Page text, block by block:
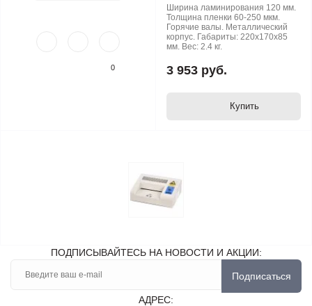
0
Ширина ламинирования 120 мм.
Толщина пленки 60-250 мкм.
Горячие валы. Металлический
корпус. Габариты: 220x170x85
мм. Вес: 2.4 кг.
3 953 руб.
Купить
ПОДПИСЫВАЙТЕСЬ НА НОВОСТИ И АКЦИИ:
Подписаться
АДРЕС: